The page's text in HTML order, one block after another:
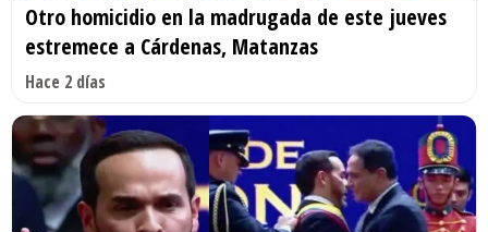
Otro homicidio en la madrugada de este jueves
estremece a Cárdenas, Matanzas
Hace 2 días